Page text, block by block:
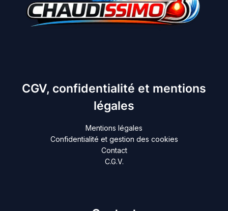
CGV, confidentialité et mentions
légales
Mentions légales
Confidentialité et gestion des cookies
Contact
C.G.V.